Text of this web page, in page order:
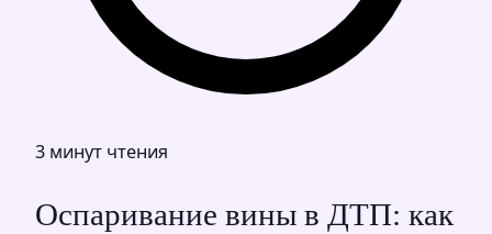
3 минут чтения
Оспаривание вины в ДТП: как